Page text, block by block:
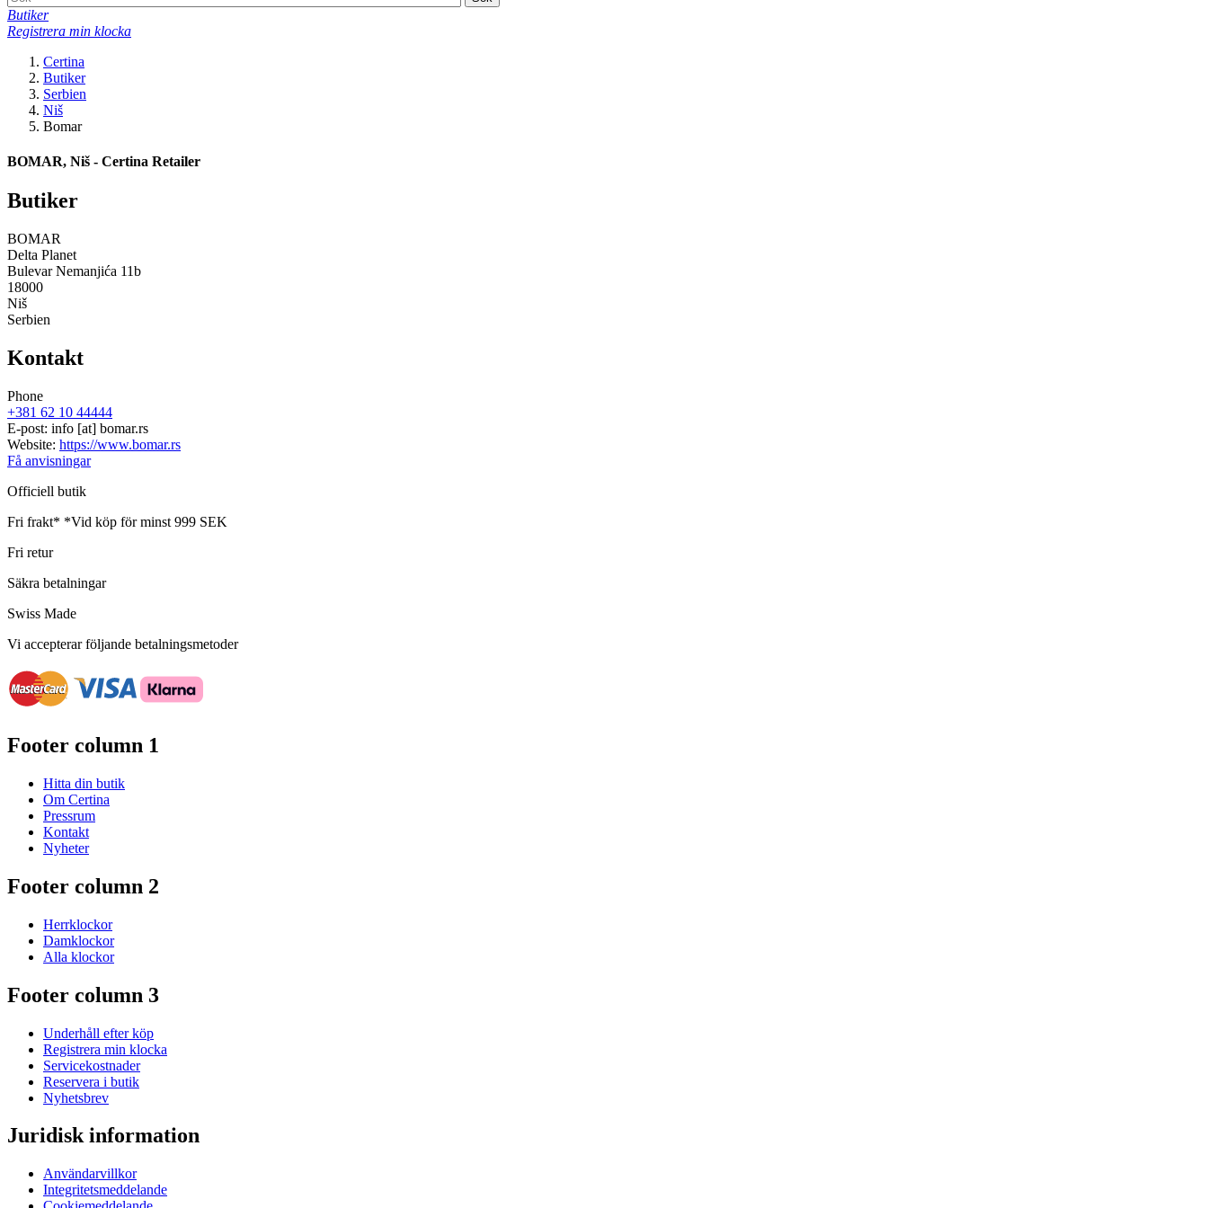
Butiker
Registrera min klocka
Certina
Butiker
Serbien
Niš
Bomar
BOMAR, Niš - Certina Retailer
Butiker
BOMAR
Delta Planet
Bulevar Nemanjića 11b
18000
Niš
Serbien
Kontakt
Phone
+381 62 10 44444
E-post: info [at] bomar.rs
Website: https://www.bomar.rs
Få anvisningar
Officiell butik
Fri frakt* *Vid köp för minst 999 SEK
Fri retur
Säkra betalningar
Swiss Made
Vi accepterar följande betalningsmetoder
Footer column 1
Hitta din butik
Om Certina
Pressrum
Kontakt
Nyheter
Footer column 2
Herrklockor
Damklockor
Alla klockor
Footer column 3
Underhåll efter köp
Registrera min klocka
Servicekostnader
Reservera i butik
Nyhetsbrev
Juridisk information
Användarvillkor
Integritetsmeddelande